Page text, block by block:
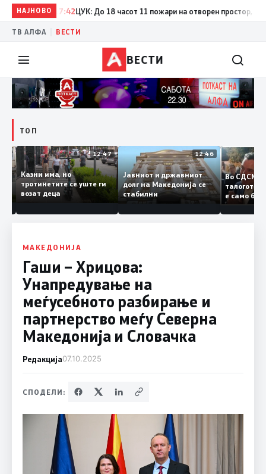
НАЈНОВО
17:42 ЦУК: До 18 часот 11 пожари на отворен простор, од кои
ТВ АЛФА ВЕСТИ
ВЕСТИ
ТОП
12:50
и
12:47
Казни има, но
тротинетите се уште ги
возат деца
12:46
Јавниот и државниот
долг на Македонија се
стабилни
Во
е само
копија
Заев
МАКЕДОНИЈА
Гаши – Хрицова:
Унапредување на
меѓусебното разбирање и
партнерство меѓу Северна
Македонија и Словачка
Редакција07.10.2025
СПОДЕЛИ: